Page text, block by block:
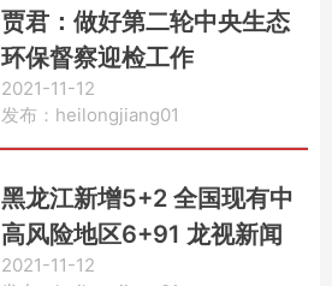
贾君：做好第二轮中央生态
环保督察迎检工作
2021-11-12
发布：heilongjiang01
黑龙江新增5+2 全国现有中
高风险地区6+91 龙视新闻
联播 今天
2021-11-12